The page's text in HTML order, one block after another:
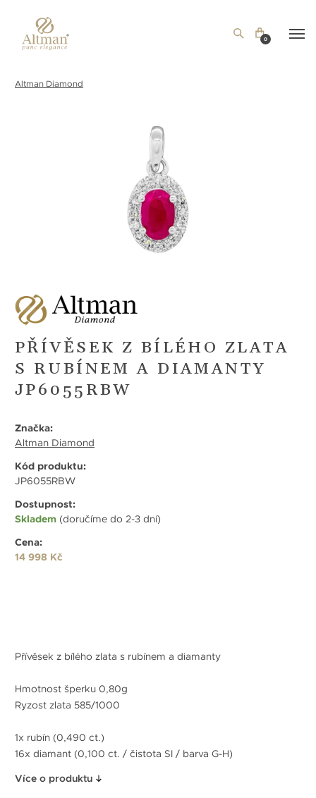
0
Altman Diamond
PŘÍVĚSEK Z BÍLÉHO ZLATA
S RUBÍNEM A DIAMANTY
JP6055RBW
Značka:
Altman Diamond
Kód produktu:
JP6055RBW
Dostupnost:
Skladem (doručíme do 2-3 dní)
Cena:
14 998 Kč
Přívěsek z bílého zlata s rubínem a diamanty
Hmotnost šperku 0,80g
Ryzost zlata 585/1000
1x rubín (0,490 ct.)
16x diamant (0,100 ct. / čistota SI / barva G-H)
Více o produktu